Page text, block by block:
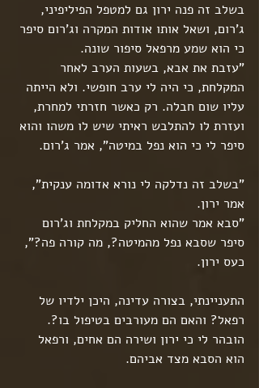
בשלב זה פנה ירון גם למטפל הפיליפיני,
ג'רום, ושאל אותו אודות המקרה וג'רום סיפר
כי הוא שמע מרפאל סיפור שונה.
"עזבת את אבא, בשעות הערב לאחר
המקלחת, כי היה לי ערב חופשי. ולא הייתה
עליו שום חבלה. רק כאשר חזרתי למחרת,
ועזרת לו להתלבש ראיתי שיש לו משהו והוא
סיפר לי כי הוא נפל במיטה", אמר ג'רום.
"בשלב זה נדלקה לי נורא אדומה ענקית",
אמר ירון.
"סבא אמר שהוא החליק במקלחת וג'רום
סיפר שסבא נפל מהמיטה?, מה קורה פה?",
כעס ירון.
התעניינתי, בצורה עדינה, היכן ילדיו של
רפאל? והאם הם מעורבים בטיפול בו?.
הובהר לי כי ירון ושירה הם אחים, ורפאל
הוא הסבא מצד אביהם.